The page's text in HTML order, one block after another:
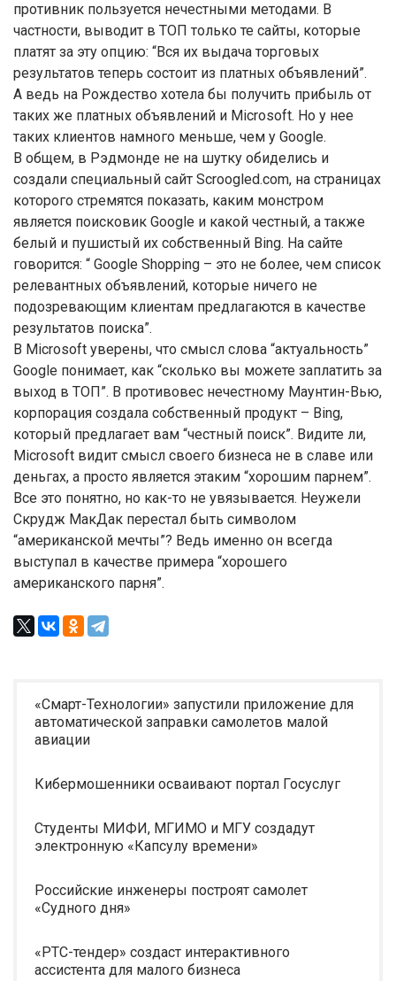
противник пользуется нечестными методами. В
частности, выводит в ТОП только те сайты, которые
платят за эту опцию: “Вся их выдача торговых
результатов теперь состоит из платных объявлений”.
А ведь на Рождество хотела бы получить прибыль от
таких же платных объявлений и Microsoft. Но у нее
таких клиентов намного меньше, чем у Google.
В общем, в Рэдмонде не на шутку обиделись и
создали специальный сайт Scroogled.com, на страницах
которого стремятся показать, каким монстром
является поисковик Google и какой честный, а также
белый и пушистый их собственный Bing. На сайте
говорится: “ Google Shopping – это не более, чем список
релевантных объявлений, которые ничего не
подозревающим клиентам предлагаются в качестве
результатов поиска”.
В Microsoft уверены, что смысл слова “актуальность”
Google понимает, как “сколько вы можете заплатить за
выход в ТОП”. В противовес нечестному Маунтин-Вью,
корпорация создала собственный продукт – Bing,
который предлагает вам “честный поиск”. Видите ли,
Microsoft видит смысл своего бизнеса не в славе или
деньгах, а просто является этаким “хорошим парнем”.
Все это понятно, но как-то не увязывается. Неужели
Скрудж МакДак перестал быть символом
“американской мечты”? Ведь именно он всегда
выступал в качестве примера “хорошего
американского парня”.
«Смарт-Технологии» запустили приложение для
автоматической заправки самолетов малой
авиации
Кибермошенники осваивают портал Госуслуг
Студенты МИФИ, МГИМО и МГУ создадут
электронную «Капсулу времени»
Российские инженеры построят самолет
«Судного дня»
«РТС-тендер» создаст интерактивного
ассистента для малого бизнеса